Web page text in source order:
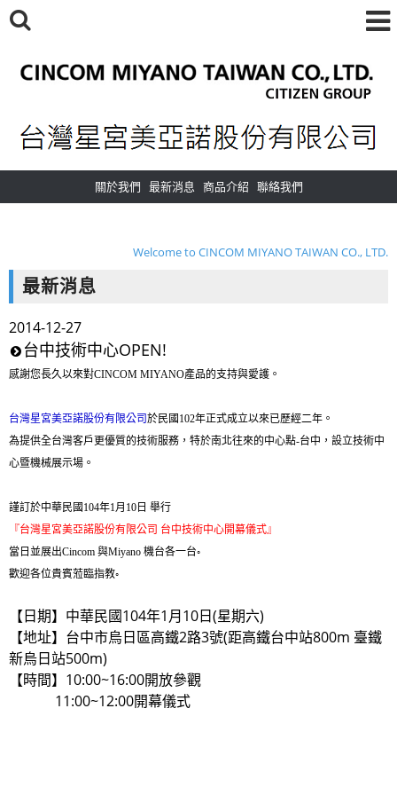
關於我們 最新消息 商品介紹 聯絡我們
Welcome to CINCOM MIYANO TAIWAN CO., LTD.
最新消息
2014-12-27
台中技術中心OPEN!
感謝您長久以來對CINCOM MIYANO產品的支持與愛護。
台灣星宮美亞諾股份有限公司 於民國102年正式成立以來已歷經二年。
為提供全台灣客戶更優質的技術服務，特於南北往來的中心點-台中，設立技術中
心暨機械展示場。
謹訂於中華民國104年1月10日 舉行
『台灣星宮美亞諾股份有限公司 台中技術中心開幕儀式』
當日並展出Cincom 與Miyano 機台各一台◦
歡迎各位貴賓蒞臨指教◦
【日期】中華民國104年1月10日(星期六)
【地址】台中市烏日區高鐵2路3號(距高鐵台中站800m 臺鐵
新烏日站500m)
【時間】10:00~16:00開放參觀
11:00~12:00開幕儀式